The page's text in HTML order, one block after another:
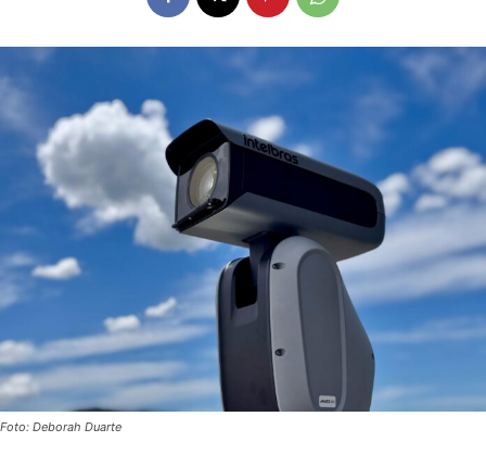
Foto: Deborah Duarte